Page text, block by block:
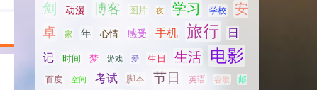
剑
动漫 博客 图片 夜 学习 学校
安
卓
家 年 心情 感受 手机 旅行 日
记 时间 梦 游戏 爱 生日 生活 电影
百度 空间 考试 脚本 节日 英语 谷歌 邮